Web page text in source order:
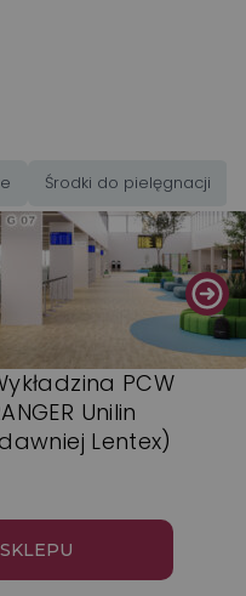
Środki do pielęgnacji
PCW
Unilin
Lentex)